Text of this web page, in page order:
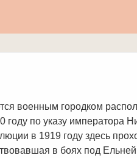
военным городком
по указу императора
в 1919 году здесь
в боях под